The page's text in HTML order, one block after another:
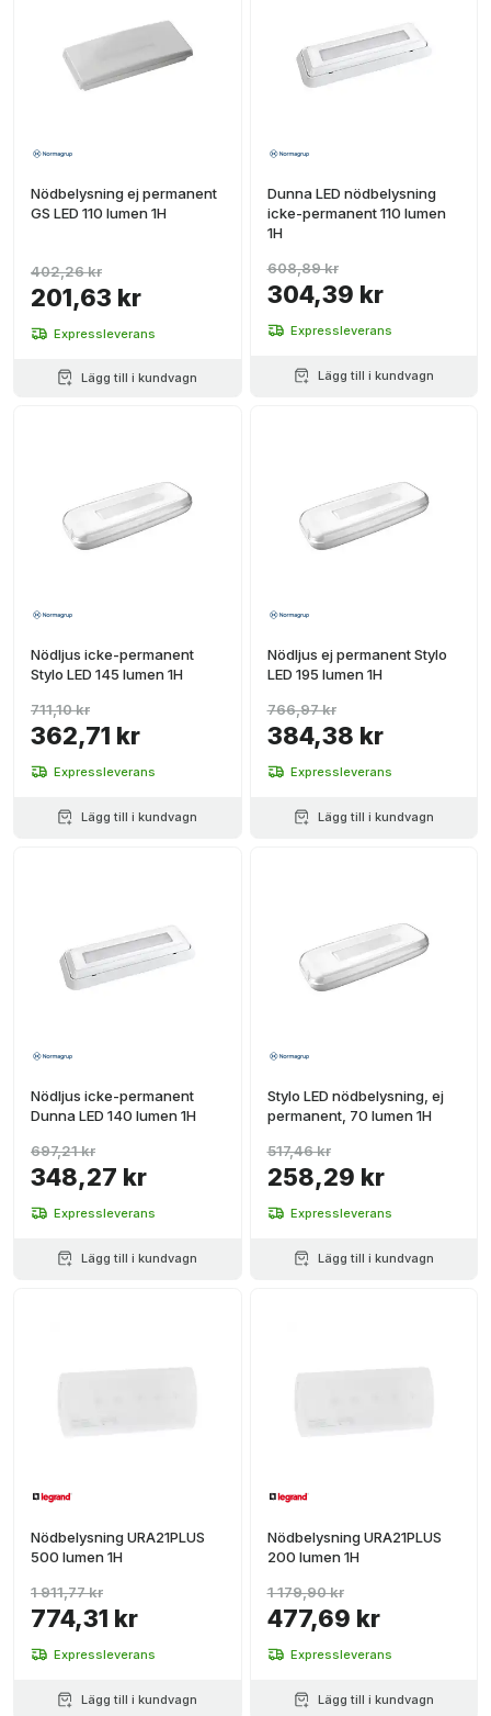
Nödbelysning ej permanent
GS LED 110 lumen 1H
201,63 kr
402,26 kr
Expressleverans
Lägg till i kundvagn
Dunna LED nödbelysning
icke-permanent 110 lumen
1H
304,39 kr
608,89 kr
Expressleverans
Lägg till i kundvagn
Nödljus icke-permanent
Stylo LED 145 lumen 1H
362,71 kr
711,10 kr
Expressleverans
Lägg till i kundvagn
Nödljus ej permanent Stylo
LED 195 lumen 1H
384,38 kr
766,97 kr
Expressleverans
Lägg till i kundvagn
Nödljus icke-permanent
Dunna LED 140 lumen 1H
348,27 kr
697,21 kr
Expressleverans
Lägg till i kundvagn
Stylo LED nödbelysning, ej
permanent, 70 lumen 1H
258,29 kr
517,46 kr
Expressleverans
Lägg till i kundvagn
Nödbelysning URA21PLUS
500 lumen 1H
774,31 kr
1 911,77 kr
Expressleverans
Lägg till i kundvagn
Nödbelysning URA21PLUS
200 lumen 1H
477,69 kr
1 179,90 kr
Expressleverans
Lägg till i kundvagn